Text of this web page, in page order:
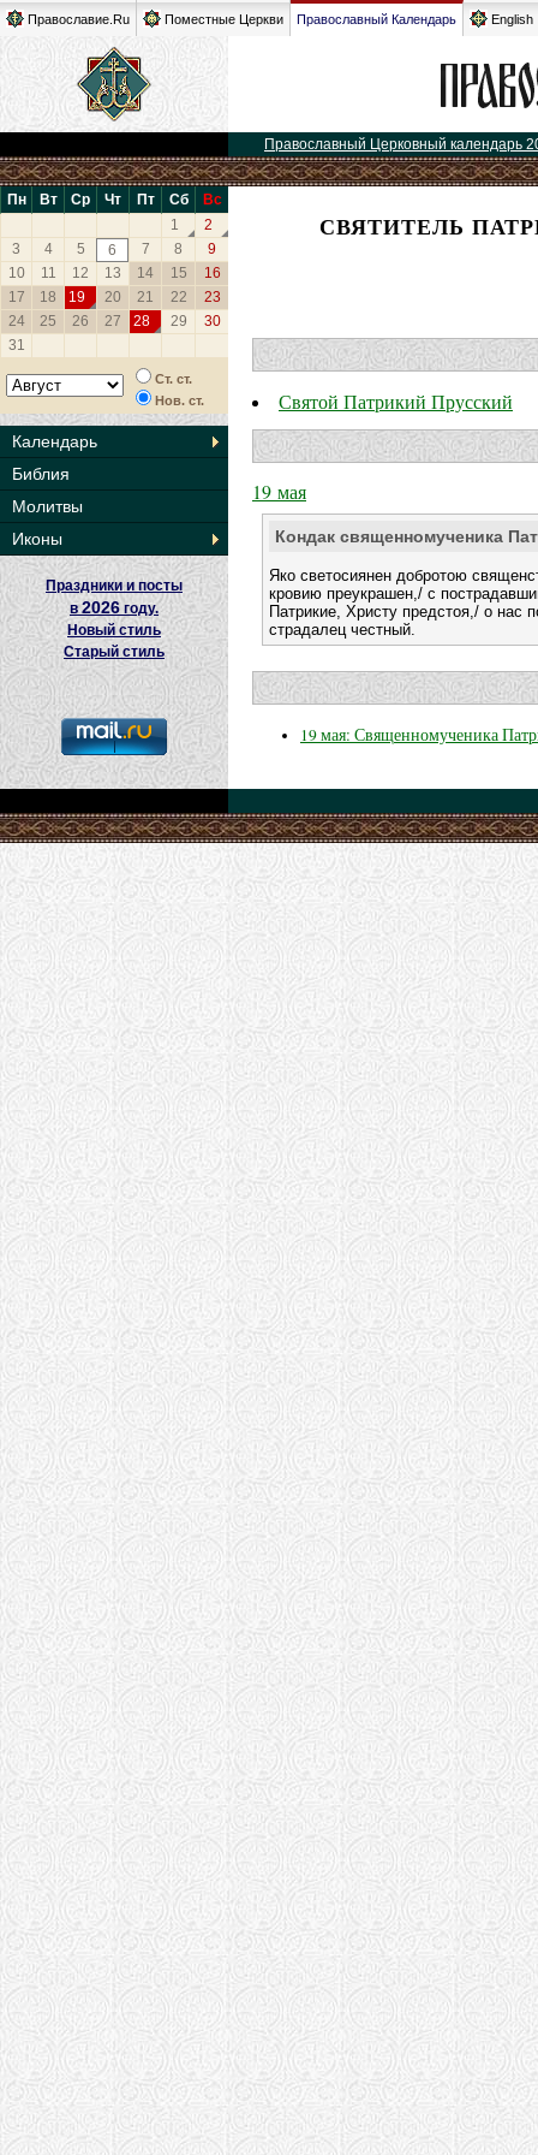
Православие.Ru Поместные Церкви Православный Календарь English
Православный Церковный календарь
Пн Вт Ср Чт Пт Сб
Вс
1
2
3
4 5 6 7 8
9
10
11 12 13 14 15
16
17
18 19 20 21 22
23
24
25 26 27 28 29
30
31
Ст. ст.
Нов. ст.
Календарь
Библия
Молитвы
Иконы
Праздники и посты
в2026 году.
Новый стиль
Старый стиль
СВЯТИТЕЛЬ
Святой Патрикий Прусский
19 мая
Кондак священномученика
Яко светосиянен добротою
кровию преукрашен,/ с
Патрикие, Христу предстоя,/ о нас
страдалец честный.
19 мая: Священномученика